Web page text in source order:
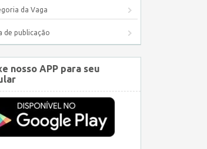
da Vaga
de publicação
nosso APP para seu